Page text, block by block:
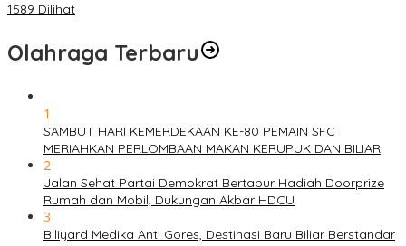
1589 Dilihat
Olahraga Terbaru
1
SAMBUT HARI KEMERDEKAAN KE-80 PEMAIN SFC
MERIAHKAN PERLOMBAAN MAKAN KERUPUK DAN BILIAR
2
Jalan Sehat Partai Demokrat Bertabur Hadiah Doorprize
Rumah dan Mobil, Dukungan Akbar HDCU
3
Biliyard Medika Anti Gores, Destinasi Baru Biliar Berstandar